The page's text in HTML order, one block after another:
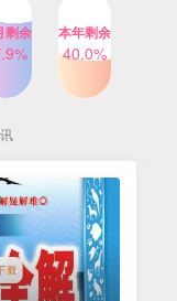
奥数1-6年级
集+配套练习册
412人已阅读
剩余 本年剩余
40.0%